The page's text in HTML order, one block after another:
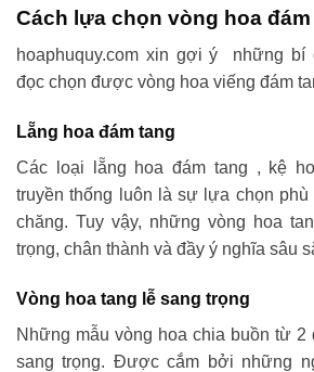
Cách lựa chọn vòng hoa
hoaphuquy.com xin gợi ý những bí
đọc chọn được vòng hoa viếng đám
Lẵng hoa đám tang
Các loại lẵng hoa đám tang , kệ
truyền thống luôn là sự lựa chọn
chăng. Tuy vậy, những vòng hoa
trọng, chân thành và đầy ý nghĩa sâu
Vòng hoa tang lễ sang trọng
Những mẫu vòng hoa chia buồn từ
sang trọng. Được cắm bởi những